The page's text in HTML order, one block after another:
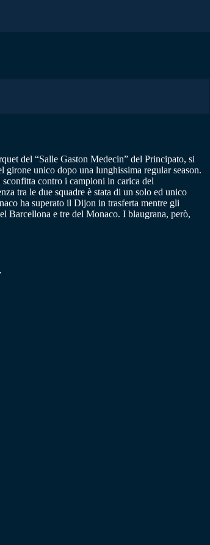
del “Salle Gaston Medecin” del Principato, si
unico dopo una lunghissima regular season.
contro i campioni in carica del
tra le due squadre è stata di un solo ed unico
ha superato il Dijon in trasferta mentre gli
Barcellona e tre del Monaco. I blaugrana, però,